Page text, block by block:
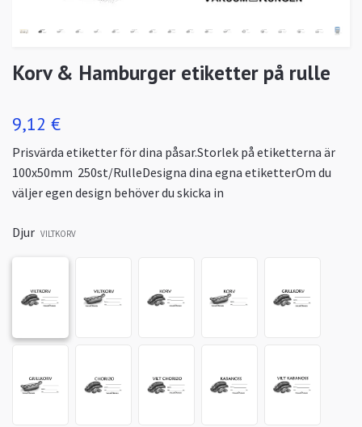
Korv & Hamburger etiketter på rulle
9,12 €
Prisvärda etiketter för dina påsar.Storlek på etiketterna är
100x50mm 250st/RulleDesigna dina egna etiketterOm du
väljer egen design behöver du skicka in
Djur VILTKORV